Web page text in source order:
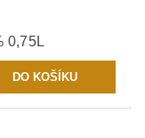
0,75L